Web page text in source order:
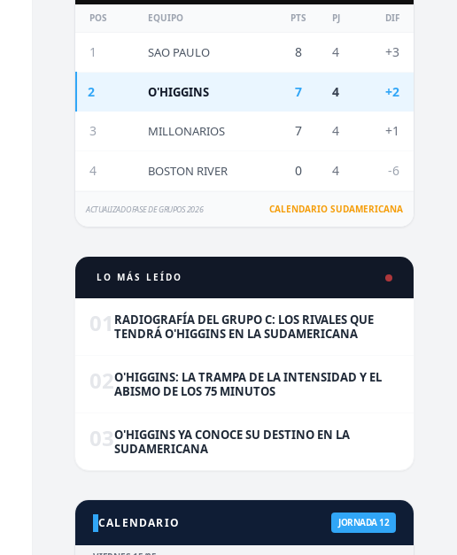
POS EQUIPO PTS PJ DIF
1 SAO PAULO 8 4 +3
2 O'HIGGINS 7 4 +2
3 MILLONARIOS 7 4 +1
4 BOSTON RIVER 0 4 -6
ACTUALIZADO FASE DE GRUPOS 2026 CALENDARIO SUDAMERICANA
LO MÁS LEÍDO
01 RADIOGRAFÍA DEL GRUPO C: LOS RIVALES QUE
TENDRÁ O'HIGGINS EN LA SUDAMERICANA
02O'HIGGINS: LA TRAMPA DE LA INTENSIDAD Y EL
ABISMO DE LOS 75 MINUTOS
03O'HIGGINS YA CONOCE SU DESTINO EN LA
SUDAMERICANA
CALENDARIO JORNADA 12